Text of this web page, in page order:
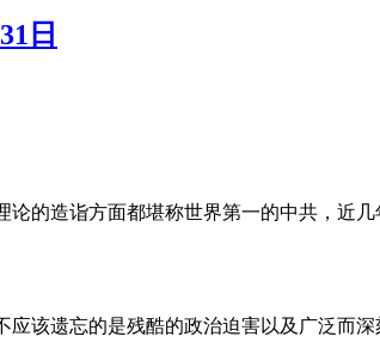
日
的造诣方面都堪称世界第一的中共，近
应该遗忘的是残酷的政治迫害以及广泛而